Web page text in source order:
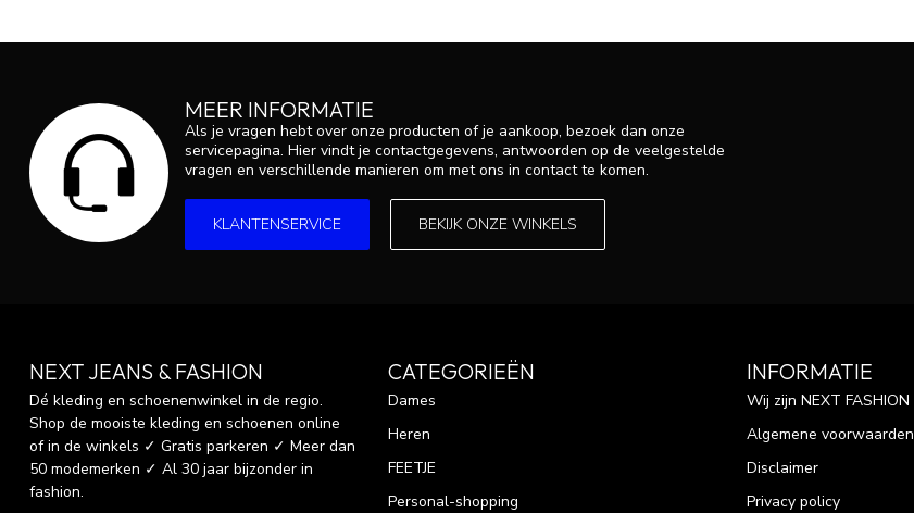
MEER INFORMATIE
Als je vragen hebt over onze producten of je aankoop, bezoek dan onze
servicepagina. Hier vindt je contactgegevens, antwoorden op de veelgestelde
vragen en verschillende manieren om met ons in contact te komen.
KLANTENSERVICE BEKIJK ONZE WINKELS
NEXT JEANS & FASHION
Dé kleding en schoenenwinkel in de regio.
Shop de mooiste kleding en schoenen online
of in de winkels ✓ Gratis parkeren ✓ Meer dan
50 modemerken ✓ Al 30 jaar bijzonder in
fashion.
CATEGORIEËN
Dames
Heren
FEETJE
Personal-shopping
INFORMATIE
Wij zijn NEXT FASHION
Algemene voorwaarden
Disclaimer
Privacy policy